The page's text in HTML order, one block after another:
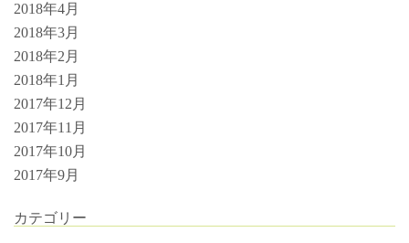
2018年4月
2018年3月
2018年2月
2018年1月
2017年12月
2017年11月
2017年10月
2017年9月
カテゴリー